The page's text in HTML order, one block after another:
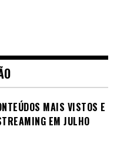
MAIS VISTOS E
EM JULHO